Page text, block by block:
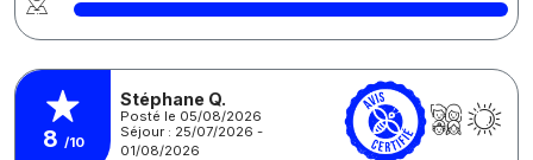
8 /10
Stéphane Q.
Posté le 05/08/2026
Séjour : 25/07/2026 -
01/08/2026